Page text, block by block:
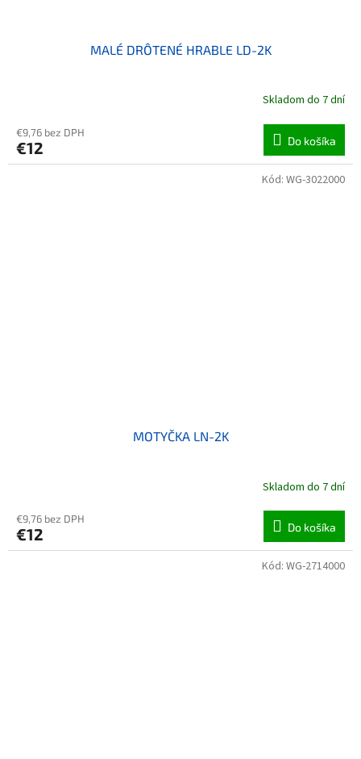
MALÉ DRÔTENÉ HRABLE LD-2K
Skladom do 7 dní
€9,76 bez DPH
€12 Do košíka
MOTYČKA LN-2K
Skladom do 7 dní
€9,76 bez DPH
€12 Do košíka
Kód: WG-3022000
Kód: WG-2714000